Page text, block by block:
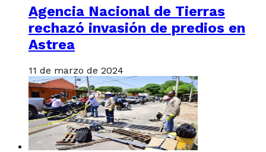
Agencia Nacional de Tierras
rechazó invasión de predios en
Astrea
11 de marzo de 2024